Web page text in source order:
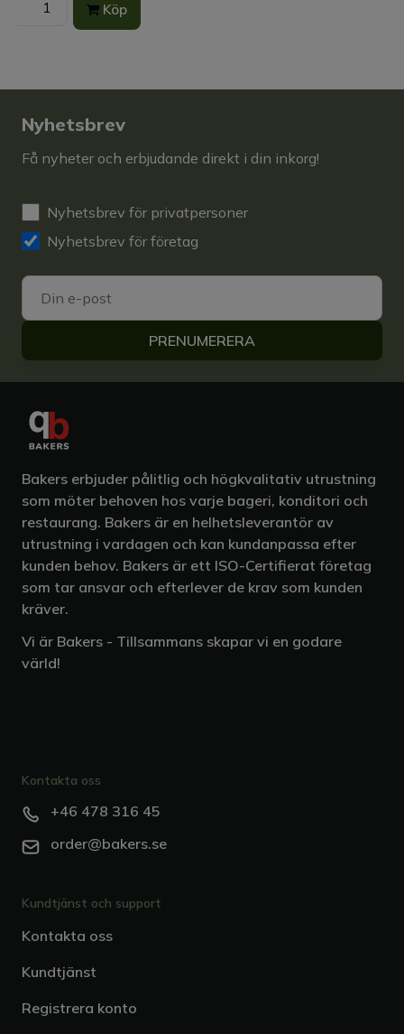
Köp
Nyhetsbrev
Få nyheter och erbjudande direkt i din inkorg!
Nyhetsbrev för privatpersoner
Nyhetsbrev för företag
PRENUMERERA
Bakers erbjuder pålitlig och högkvalitativ utrustning
som möter behoven hos varje bageri, konditori och
restaurang. Bakers är en helhetsleverantör av
utrustning i vardagen och kan kundanpassa efter
kunden behov. Bakers är ett ISO-Certifierat företag
som tar ansvar och efterlever de krav som kunden
kräver.
Vi är Bakers - Tillsammans skapar vi en godare
värld!
Kontakta oss
+46 478 316 45
order@bakers.se
Kundtjänst och support
Kontakta oss
Kundtjänst
Registrera konto